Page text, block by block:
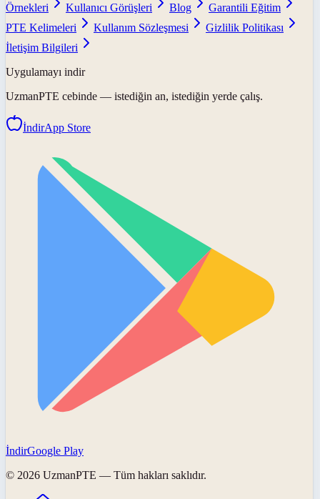
Örnekleri
Kullanıcı Görüşleri Blog
Garantili Eğitim
PTE Kelimeleri
Kullanım Sözleşmesi
Gizlilik Politikası
İletişim Bilgileri
Uygulamayı indir
UzmanPTE cebinde — istediğin an, istediğin yerde çalış.
İndirApp Store
İndirGoogle Play
© 2026 UzmanPTE — Tüm hakları saklıdır.